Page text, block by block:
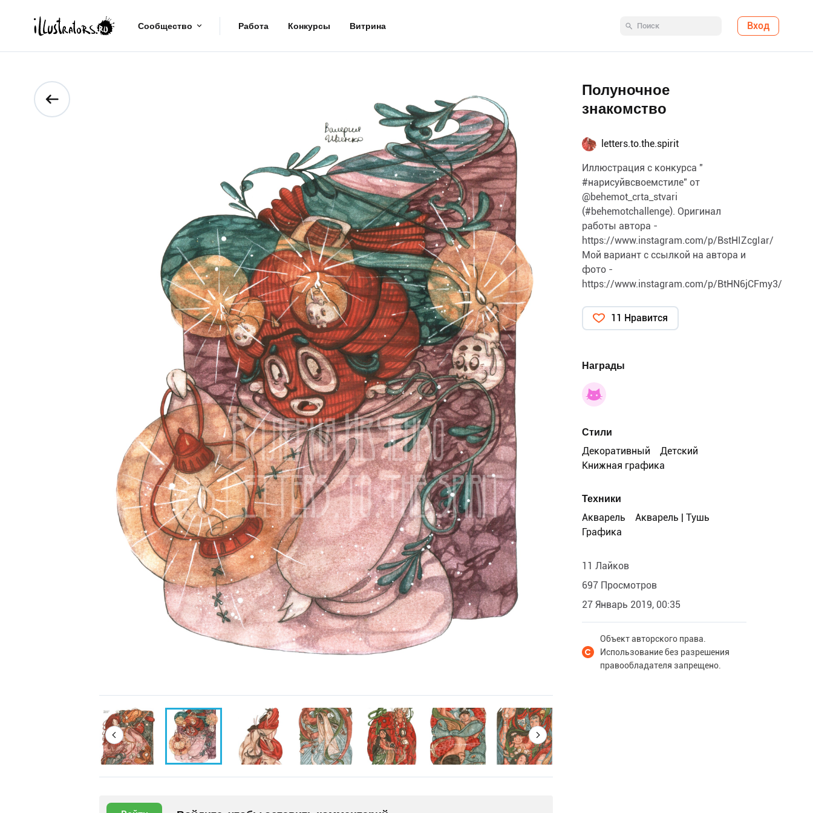
Сообщество Работа Конкурсы Витрина Вход
Полуночное
знакомство
letters.to.the.spirit
Иллюстрация с конкурса "
#нарисуйвсвоемстиле" от
@behemot_crta_stvari
(#behemotchallenge). Оригинал
работы автора -
https://www.instagram.com/p/BstHIZcgIar/
Мой вариант с ссылкой на автора и
фото -
https://www.instagram.com/p/BtHN6jCFmy3/
11 Нравится
Награды
Стили
Декоративный
Детский
Книжная графика
Техники
Акварель
Акварель | Тушь
Графика
11 Лайков
697 Просмотров
27 Январь 2019, 00:35
Объект авторского права.
Использование без разрешения
правообладателя запрещено.